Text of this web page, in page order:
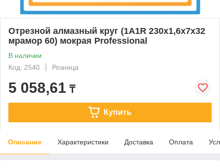
Отрезной алмазный круг (1A1R 230x1,6x7x32
мрамор 60) мокрая Professional
В наличии
Код: 2540
Розница
5 058,61 ₸
Купить
Описание Характеристики Доставка Оплата